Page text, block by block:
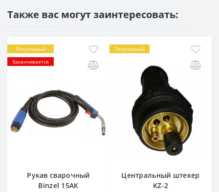
Также вас могут заинтересовать:
Популярный
Заканчивается
Рукав сварочный
Binzel 15АК
Популярный
Центральный штекер
KZ-2